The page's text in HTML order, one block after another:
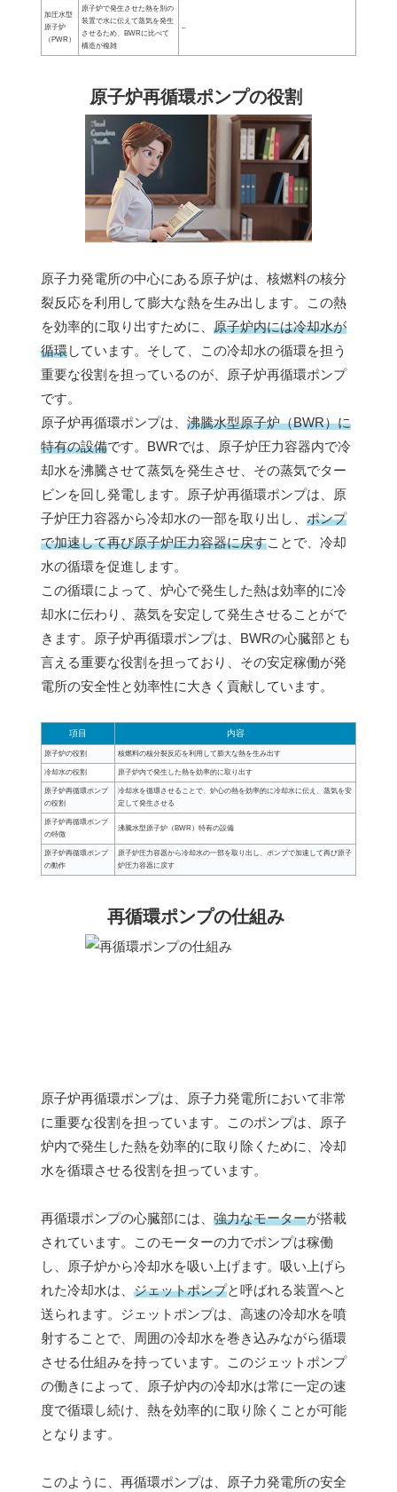
加圧水型
原子炉
（PWR）
原子炉で発生させた熱を別の
装置で水に伝えて蒸気を発生
させるため、BWRに比べて
構造が複雑
–
原子炉再循環ポンプの役割
原子力発電所の中心にある原子炉は、核燃料の核分
裂反応を利用して膨大な熱を生み出します。この熱
を効率的に取り出すために、 原子炉内には冷却水が
循環しています。そして、この冷却水の循環を担う
重要な役割を担っているのが、原子炉再循環ポンプ
です。
原子炉再循環ポンプは、 沸騰水型原子炉（BWR）に
特有の設備です。BWRでは、原子炉圧力容器内で冷
却水を沸騰させて蒸気を発生させ、その蒸気でター
ビンを回し発電します。原子炉再循環ポンプは、原
子炉圧力容器から冷却水の一部を取り出し、 ポンプ
で加速して再び原子炉圧力容器に戻すことで、冷却
水の循環を促進します。
この循環によって、炉心で発生した熱は効率的に冷
却水に伝わり、蒸気を安定して発生させることがで
きます。原子炉再循環ポンプは、BWRの心臓部とも
言える重要な役割を担っており、その安定稼働が発
電所の安全性と効率性に大きく貢献しています。
項目 内容
原子炉の役割 核燃料の核分裂反応を利用して膨大な熱を生み出す
冷却水の役割 原子炉内で発生した熱を効率的に取り出す
原子炉再循環ポンプ
の役割
冷却水を循環させることで、炉心の熱を効率的に冷却水に伝え、蒸気を安
定して発生させる
原子炉再循環ポンプ
の特徴
沸騰水型原子炉（BWR）特有の設備
原子炉再循環ポンプ
の動作
原子炉圧力容器から冷却水の一部を取り出し、ポンプで加速して再び原子
炉圧力容器に戻す
再循環ポンプの仕組み
原子炉再循環ポンプは、原子力発電所において非常
に重要な役割を担っています。このポンプは、原子
炉内で発生した熱を効率的に取り除くために、冷却
水を循環させる役割を担っています。
再循環ポンプの心臓部には、 強力なモーターが搭載
されています。このモーターの力でポンプは稼働
し、原子炉から冷却水を吸い上げます。吸い上げら
れた冷却水は、 ジェットポンプと呼ばれる装置へと
送られます。ジェットポンプは、高速の冷却水を噴
射することで、周囲の冷却水を巻き込みながら循環
させる仕組みを持っています。このジェットポンプ
の働きによって、原子炉内の冷却水は常に一定の速
度で循環し続け、熱を効率的に取り除くことが可能
となります。
このように、再循環ポンプは、原子力発電所の安全